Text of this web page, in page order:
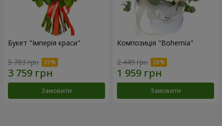
Букет "Імперія краси"
5 783 грн
Замовити
Композиція "Bohemia"
2 449 грн
Замовити